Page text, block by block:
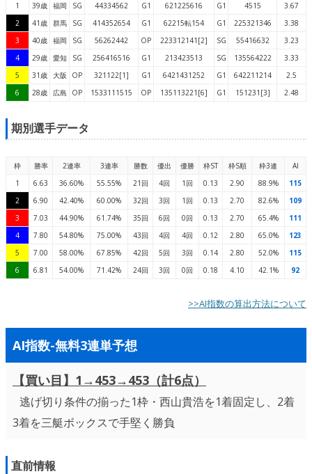
1
39歳 福岡 SG 44334562 G1 621225616 G1 4515
3.67
2
41歳 群馬 SG 414352654 G1 62215転154 G1 225321346
3.38
3
40歳 福岡 SG 56262442 OP 223312141[2] SG 55416632
3.23
4
29歳 愛知 SG 256416516 G1 213423513 SG 135564222
3.33
5
31歳 大阪 OP 321122[1] G1 6421431252 G1 642211214
2.5
6
28歳 広島 OP 1533111515 OP 135113221[6] G1 151231[3] 2.48
期別選手データ
枠 勝率 2連率 3連率 勝数 優出 優勝 枠ST 枠S順 枠3連
AI
1
6.63 36.60% 55.55% 21回 4回 1回 0.13 2.90 88.9%
115
2
6.90 42.40% 60.00% 32回 3回 1回 0.13 2.70 82.6%
109
3
7.03 44.90% 61.74% 35回 6回 0回 0.13 2.70 65.4%
111
4
7.80 54.80% 75.00% 43回 4回 4回 0.12 2.80 65.0%
123
5
7.00 58.00% 67.85% 42回 5回 3回 0.14 2.80 52.0%
115
6
6.81 54.00% 71.42% 24回 3回 0回 0.18 4.10 42.1% 92
>>AI指数の算出方法について
AI指数-無料3連単予想
【買い目】1→453→453（計6点）
逃げ切り条件の揃った1枠・西山貴浩を1着固定し、2着
3着を三艇ボックスで手堅く勝負
直前情報